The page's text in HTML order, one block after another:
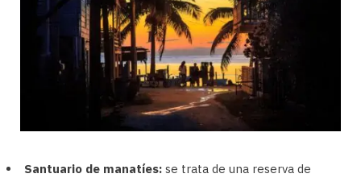
Santuario de manatíes: se trata de una reserva de